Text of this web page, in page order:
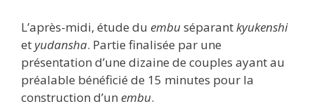
L’après-midi, étude du embuséparantkyukenshi
et yudansha. Partie finalisée par une
présentation d’une dizaine de couples ayant au
préalable bénéficié de 15 minutes pour la
construction d’un embu.